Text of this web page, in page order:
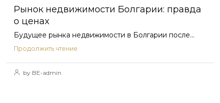
Рынок недвижимости Болгарии: правда
о ценах
Будущее рынка недвижимости в Болгарии после...
Продолжить чтение
by BE-admin